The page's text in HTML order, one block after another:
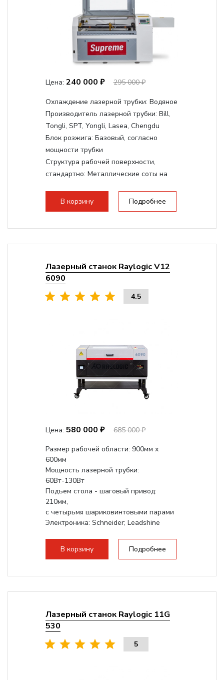
Цена: 240 000 ₽ 295 000 ₽
Охлаждение лазерной трубки: Водяное
Производитель лазерной трубки: Bill,
Tongli, SPT, Yongli, Lasea, Chengdu
Блок розжига: Базовый, согласно
мощности трубки
Структура рабочей поверхности,
стандартно: Металлические соты на
Дисплей:3.5" Цветной TFT LCD
Подъемный стол(ось Z):Винтовой на
20мм, Нижнее отверстие - 200мм
В корзину Подробнее
Лазерный станок Raylogic V12
6090
4.5
Цена: 580 000 ₽
685 000 ₽
Размер рабочей области: 900мм х
600мм
Мощность лазерной трубки:
60Вт-130Вт
Подъем стола - шаговый привод:
210мм,
с четырьмя шариковинтовыми парами
Электроника: Schneider; Leadshine
В корзину Подробнее
Лазерный станок Raylogic 11G
530
5